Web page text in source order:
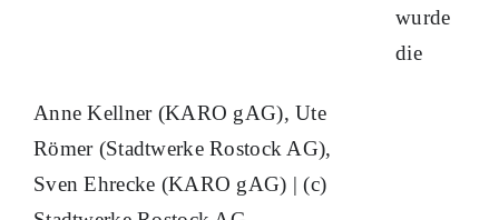
Anne Kellner (KARO gAG), Ute
Römer (Stadtwerke Rostock AG),
Sven Ehrecke (KARO gAG) | (c)
wurde
die